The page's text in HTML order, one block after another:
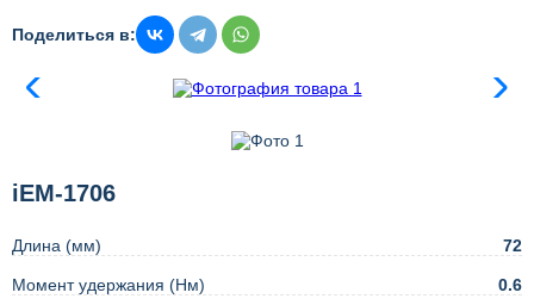
Поделиться в:
iEM-1706
Длина (мм) 72
Момент удержания (Нм) 0.6